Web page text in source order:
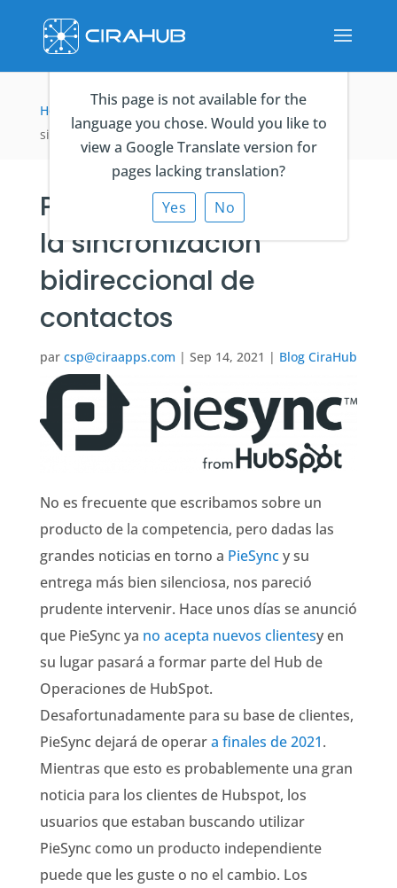
This page is not available for the
language you chose. Would you like to
view a Google Translate version for
pages lacking translation?
Yes
No
Home Blog CiraHub > PieSync fue pionero en la
sincronización bidireccional de contactos
PieSync fue pionero en
la sincronización
bidireccional de
contactos
par csp@ciraapps.com | Sep 14, 2021 | Blog CiraHub
No es frecuente que escribamos sobre un
producto de la competencia, pero dadas las
grandes noticias en torno a PieSyncy su
entrega más bien silenciosa, nos pareció
prudente intervenir. Hace unos días se anunció
que PieSync ya no acepta nuevos clientesy en
su lugar pasará a formar parte del Hub de
Operaciones de HubSpot.
Desafortunadamente para su base de clientes,
PieSync dejará de operara finales de 2021.
Mientras que esto es probablemente una gran
noticia para los clientes de Hubspot, los
usuarios que estaban buscando utilizar
PieSync como un producto independiente
puede que les guste o no el cambio. Los